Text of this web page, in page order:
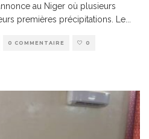
au Niger où plusieurs
premières précipitations. Le
0 COMMENTAIRE 0